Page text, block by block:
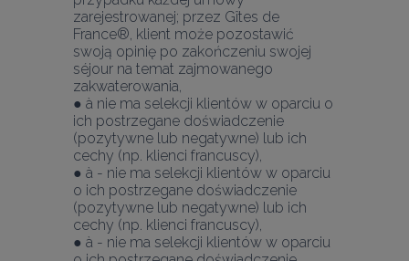
zarejestrowanej; przez Gîtes de
France®, klient może pozostawić
swoją opinię po zakończeniu swojej
séjour na temat zajmowanego
zakwaterowania,
● à nie ma selekcji klientów w oparciu o
ich postrzegane doświadczenie
(pozytywne lub negatywne) lub ich
cechy (np. klienci francuscy),
● à - nie ma selekcji klientów w oparciu
o ich postrzegane doświadczenie
(pozytywne lub negatywne) lub ich
cechy (np. klienci francuscy),
● à - nie ma selekcji klientów w oparciu